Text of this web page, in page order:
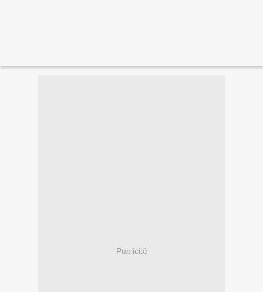
Publicité